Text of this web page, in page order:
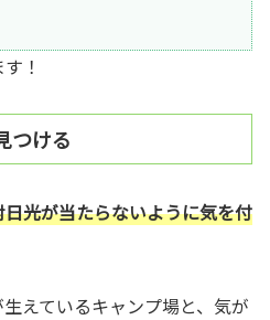
！
つける
光が当たらないように気を付
えているキャンプ場と、気が